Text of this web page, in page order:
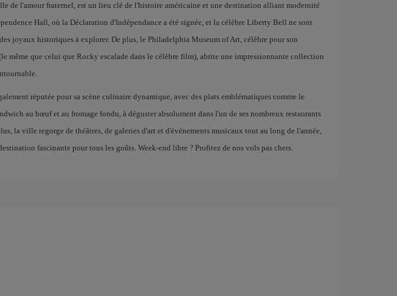
de l'amour fraternel, est un lieu clé de l'histoire américaine et une destination alliant modernité
Hall, où la Déclaration d'Indépendance a été signée, et la célèbre Liberty Bell ne sont
joyaux historiques à explorer. De plus, le Philadelphia Museum of Art, célèbre pour son
même que celui que Rocky escalade dans le célèbre film), abrite une impressionnante collection
réputée pour sa scène culinaire dynamique, avec des plats emblématiques comme le
au bœuf et au fromage fondu, à déguster absolument dans l'un de ses nombreux restaurants
la ville regorge de théâtres, de galeries d'art et d'événements musicaux tout au long de l'année,
fascinante pour tous les goûts. Week-end libre ? Profitez de nos vols pas chers.